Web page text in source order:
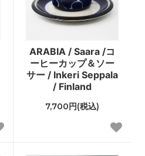
ARABIA / Saara /コ
ーヒーカップ＆ソー
サー / Inkeri Seppala
/ Finland
7,700円(税込)